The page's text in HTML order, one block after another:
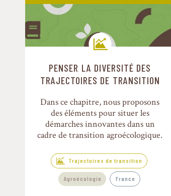
Trajectoires de transition
PENSER LA DIVERSITÉ DES
TRAJECTOIRES DE TRANSITION
Dans ce chapitre, nous proposons
des éléments pour situer les
démarches innovantes dans un
cadre de transition agroécologique.
Trajectoires de transition
Agroécologie France